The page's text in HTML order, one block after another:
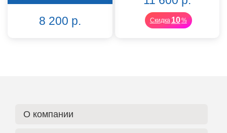
8 200 р. Скидка 10%
О компании